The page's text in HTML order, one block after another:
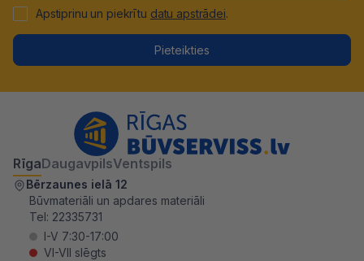
Apstiprinu un piekrītu datu apstrādei.
Pieteikties
RīgaDaugavpilsVentspils
Bērzaunes ielā 12
Būvmateriāli un apdares materiāli
Tel: 22335731
I-V 7:30-17:00
VI-VII slēgts